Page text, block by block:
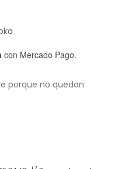
con Mercado Pago.
porque no quedan